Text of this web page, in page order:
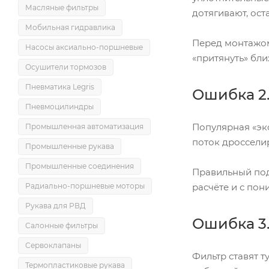
дотягивают,
Перед
«притянуть»
Ошибка
Популярная
поток
Правильный
расчёте и с
Ошибка
Фильтр ставят
Масляные фильтры
Мобильная гидравлика
Насосы аксиально-поршневые
Осушители тормозов
Пневматика Legris
Пневмоцилиндры
Промышленная автоматизация
Промышленные рукава
Промышленные соединения
Радиально-поршневые моторы
Рукава для РВД
Салонные фильтры
Сервоклапаны
Термопластиковые рукава